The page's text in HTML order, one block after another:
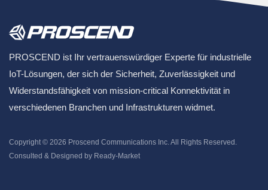
PROSCEND ist Ihr vertrauenswürdiger Experte für industrielle
IoT-Lösungen, der sich der Sicherheit, Zuverlässigkeit und
Widerstandsfähigkeit von mission-critical Konnektivität in
verschiedenen Branchen und Infrastrukturen widmet.
Copyright © 2026 Proscend Communications Inc.All Rights Reserved.
Consulted & Designed by Ready-Market